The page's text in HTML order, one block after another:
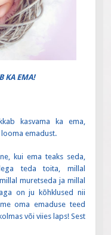
KA EMA!
kasvama ka ema,
looma emadust.
kui ema teaks seda,
teda toita, millal
muretseda ja millal
on ju kõhklused nii
oma emaduse teed
või viies laps! Sest